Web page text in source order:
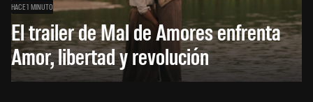
HACE 1 MINUTO
El trailer de Mal de Amores enfrenta
Amor, libertad y revolución